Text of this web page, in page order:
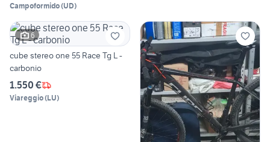
Campoformido(UD)
6
cube stereo one 55 Race Tg L -
carbonio
1.550 €
Viareggio(LU)